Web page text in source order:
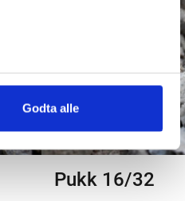
Godta alle
Pukk 16/32